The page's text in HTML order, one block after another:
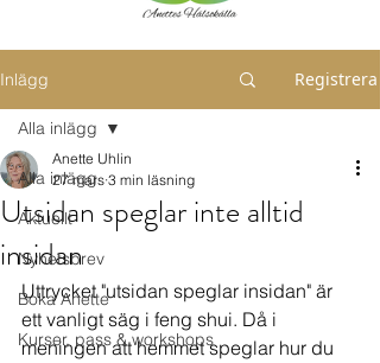
Inlägg Registrera
Alla inlägg
Aktuellt
Nyhetsbrev
Boka Anette
Kurser, pass & workshops
Alla inlägg
Utsidan speglar inte alltid
insidan
Anette Uhlin
27 mars 3 min läsning
Uttrycket "utsidan speglar insidan" är
ett vanligt säg i feng shui. Då i
meningen att hemmet speglar hur du